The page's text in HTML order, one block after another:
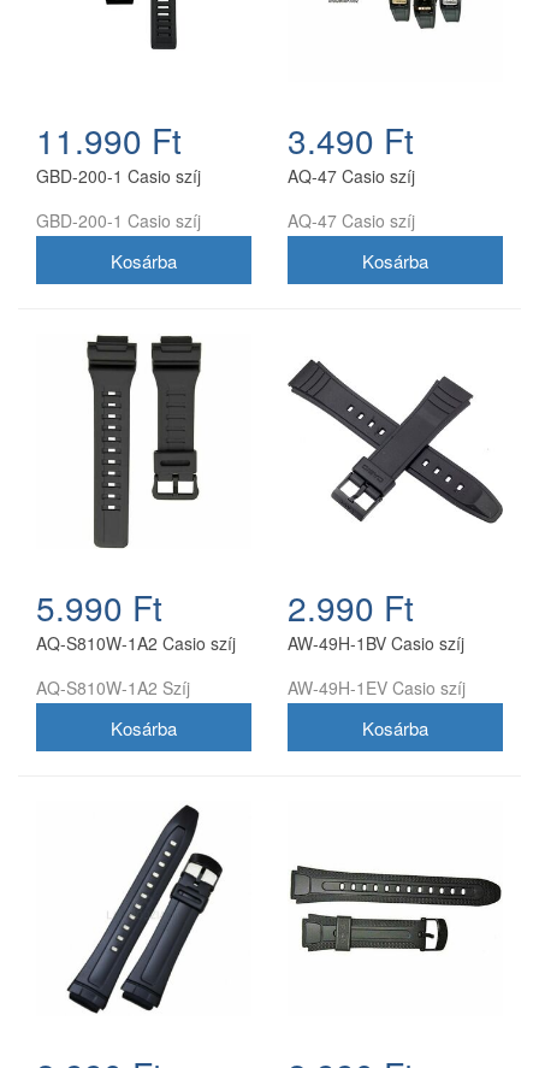
11.990 Ft
GBD-200-1 Casio szíj
GBD-200-1 Casio szíj
3.490 Ft
AQ-47 Casio szíj
AQ-47 Casio szíj
5.990 Ft
AQ-S810W-1A2 Casio szíj
AQ-S810W-1A2 Szíj
2.990 Ft
AW-49H-1BV Casio szíj
AW-49H-1EV Casio szíj